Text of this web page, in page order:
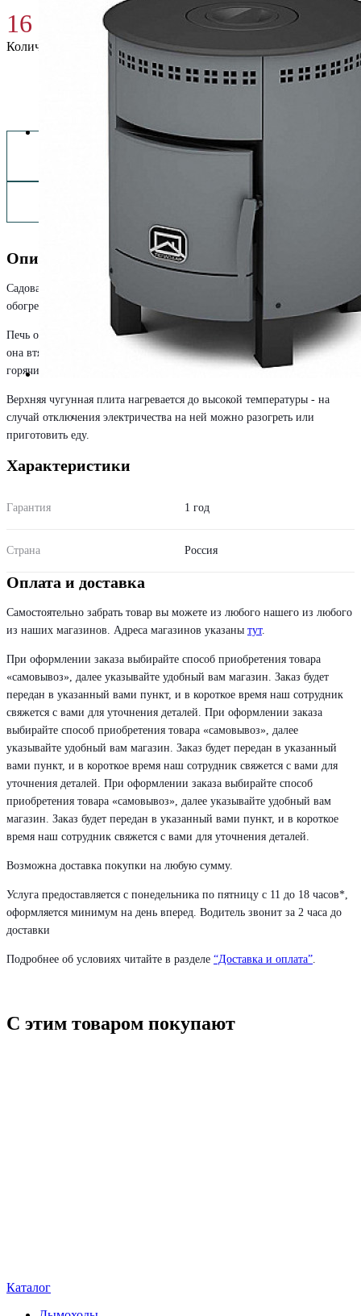
16 170
Количество
Заказать монтаж изделия
Описание
Садовая печь Печурка предназначена для приготовления пищи и
обогрева небольшого помещения объемом до 50 куб.м.
Печь обогревает помещение с помощью конвекции, которую создает:
она втягивает в себя холодный воздух из помещения и выпускает
горячий.
Верхняя чугунная плита нагревается до высокой температуры - на
случай отключения электричества на ней можно разогреть или
приготовить еду.
Характеристики
Гарантия 1 год
Страна Россия
Оплата и доставка
Самостоятельно забрать товар вы можете из любого нашего из любого
из наших магазинов. Адреса магазинов указаны тут.
При оформлении заказа выбирайте способ приобретения товара
«самовывоз», далее указывайте удобный вам магазин. Заказ будет
передан в указанный вами пункт, и в короткое время наш сотрудник
свяжется с вами для уточнения деталей. При оформлении заказа
выбирайте способ приобретения товара «самовывоз», далее
указывайте удобный вам магазин. Заказ будет передан в указанный
вами пункт, и в короткое время наш сотрудник свяжется с вами для
уточнения деталей. При оформлении заказа выбирайте способ
приобретения товара «самовывоз», далее указывайте удобный вам
магазин. Заказ будет передан в указанный вами пункт, и в короткое
время наш сотрудник свяжется с вами для уточнения деталей.
Возможна доставка покупки на любую сумму.
Услуга предоставляется с понедельника по пятницу с 11 до 18 часов*,
оформляется минимум на день вперед. Водитель звонит за 2 часа до
доставки
Подробнее об условиях читайте в разделе “Доставка и оплата”
С этим товаром покупают
Каталог